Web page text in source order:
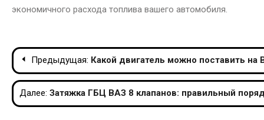
экономичного расхода топлива вашего автомобиля.
Навигация
по
записям
Предыдущая: Какой двигатель можно поставить
Далее: Затяжка ГБЦ ВАЗ 8 клапанов: правильный